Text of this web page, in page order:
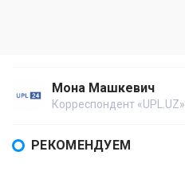
Мона Машкевич
Корреспондент «UPL.UZ»
РЕКОМЕНДУЕМ